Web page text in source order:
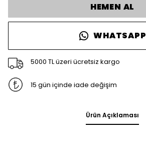
HEMEN AL
WHATSAPP
5000 TL üzeri ücretsiz kargo
15 gün içinde iade değişim
Ürün Açıklaması